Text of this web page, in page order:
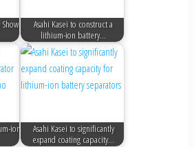
Asahi Kasei to construct a
lithium-ion battery…
ion
Asahi Kasei to significantly
expand coating capacity…